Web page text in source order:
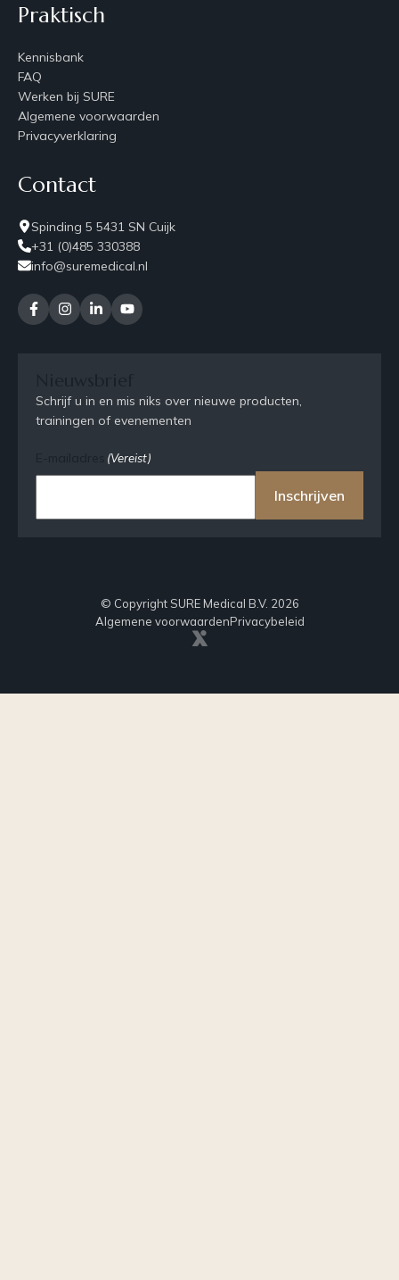
Praktisch
Kennisbank
FAQ
Werken bij SURE
Algemene voorwaarden
Privacyverklaring
Contact
Spinding 5 5431 SN Cuijk
+31 (0)485 330388
info@suremedical.nl
Schrijf u in en mis niks over nieuwe producten,
trainingen of evenementen
(Vereist)
Inschrijven
© Copyright SURE Medical B.V. 2026
Algemene voorwaardenPrivacybeleid